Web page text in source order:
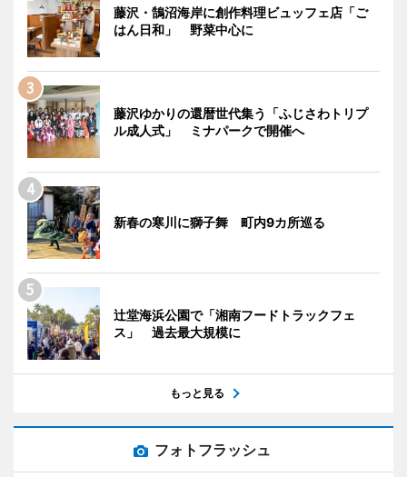
藤沢・鵠沼海岸に創作料理ビュッフェ店「ご
はん日和」 野菜中心に
藤沢ゆかりの還暦世代集う「ふじさわトリプ
ル成人式」 ミナパークで開催へ
新春の寒川に獅子舞 町内9カ所巡る
辻堂海浜公園で「湘南フードトラックフェ
ス」 過去最大規模に
もっと見る
フォトフラッシュ